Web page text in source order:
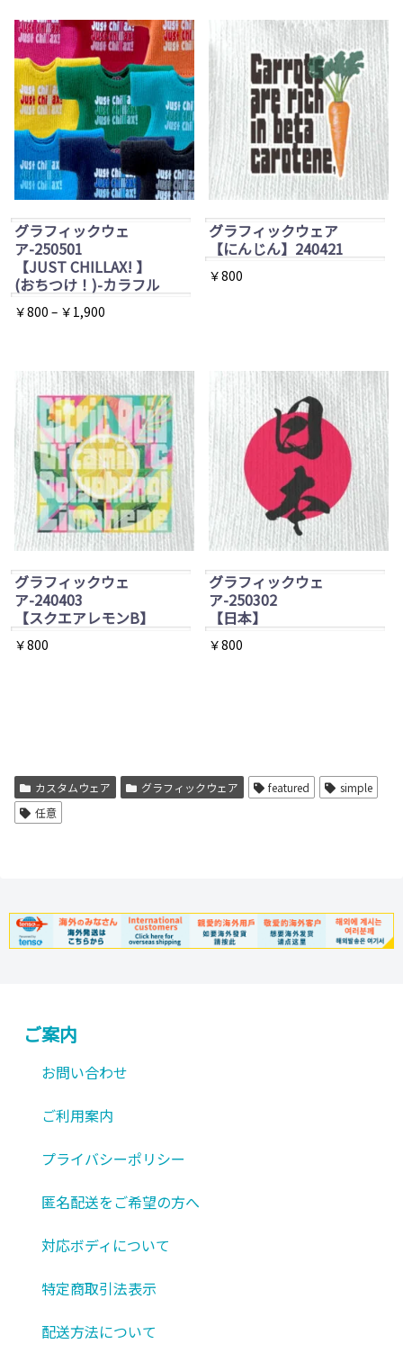
グラフィックウェ
ア-250501
【JUST CHILLAX! 】
(おちつけ！)-カラフル
￥800 – ￥ 1,900
￥800
–
￥1,900
商
に
は
数
の
バ
リ
エ
ー
り
ま
シ
ョ
品
グラフィックウェア
【にんじん】240421
￥800
グラフィックウェ
ア-240403
【スクエアレモンB】
￥800
グラフィックウェ
ア-250302
【日本】
￥800
カスタムウェア グラフィックウェア featured
simple
任意
ご案内
お問い合わせ
ご利用案内
プライバシーポリシー
匿名配送をご希望の方へ
対応ボディについて
特定商取引法表示
配送方法について